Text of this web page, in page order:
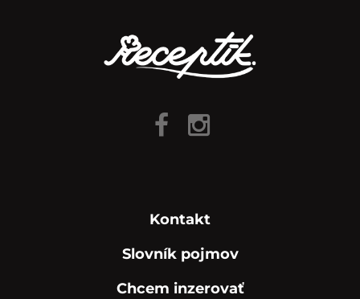
Kontakt
Slovník pojmov
Chcem inzerovať